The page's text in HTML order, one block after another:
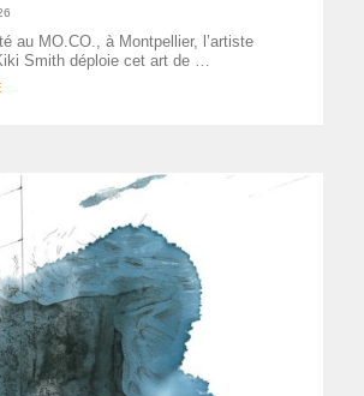
au MO.CO., à Montpellier, l’artiste
Smith déploie cet art de …